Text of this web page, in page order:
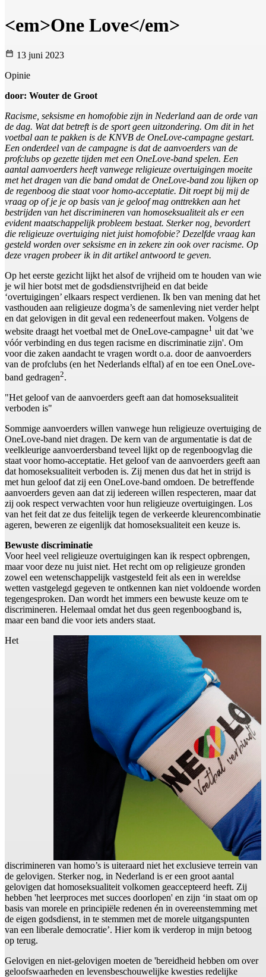
<em>One Love</em>
13 juni 2023
Opinie
door: Wouter de Groot
Racisme, seksisme en homofobie zijn in Nederland aan de orde van
de dag. Wat dat betreft is de sport geen uitzondering. Om dit in het
voetbal aan te pakken is de KNVB de OneLove-campagne gestart.
Een onderdeel van de campagne is dat de aanvoerders van de
profclubs op gezette tijden met een OneLove-band spelen. Een
aantal aanvoerders heeft vanwege religieuze overtuigingen moeite
met het dragen van die band omdat de OneLove-band zou lijken op
de regenboog die staat voor homo-acceptatie. Dit roept bij mij de
vraag op of je je op basis van je geloof mag onttrekken aan het
bestrijden van het discrimineren van homoseksualiteit als er een
evident maatschappelijk probleem bestaat. Sterker nog, bevordert
die religieuze overtuiging niet juist homofobie? Dezelfde vraag kan
gesteld worden over seksisme en in zekere zin ook over racisme. Op
deze vragen probeer ik in dit artikel antwoord te geven.
Op het eerste gezicht lijkt het alsof de vrijheid om te houden van wie
je wil hier botst met de godsdienstvrijheid en dat beide
‘overtuigingen’ elkaars respect verdienen. Ik ben van mening dat het
vasthouden aan religieuze dogma’s de samenleving niet verder helpt
en dat gelovigen in dit geval een redeneerfout maken. Volgens de
website draagt het voetbal met de OneLove-campagne1 uit dat 'we
vóór verbinding en dus tegen racisme en discriminatie zijn'. Om
voor die zaken aandacht te vragen wordt o.a. door de aanvoerders
van de profclubs (en het Nederlands elftal) af en toe een OneLove-
band gedragen2.
"Het geloof van de aanvoerders geeft aan dat homoseksualiteit
verboden is"
Sommige aanvoerders willen vanwege hun religieuze overtuiging de
OneLove-band niet dragen. De kern van de argumentatie is dat de
veelkleurige aanvoerdersband teveel lijkt op de regenboogvlag die
staat voor homo-acceptatie. Het geloof van de aanvoerders geeft aan
dat homoseksualiteit verboden is. Zij menen dus dat het in strijd is
met hun geloof dat zij een OneLove-band omdoen. De betreffende
aanvoerders geven aan dat zij iedereen willen respecteren, maar dat
zij ook respect verwachten voor hun religieuze overtuigingen. Los
van het feit dat ze dus feitelijk tegen de verkeerde kleurencombinatie
ageren, beweren ze eigenlijk dat homoseksualiteit een keuze is.
Bewuste discriminatie
Voor heel veel religieuze overtuigingen kan ik respect opbrengen,
maar voor deze nu juist niet. Het recht om op religieuze gronden
zowel een wetenschappelijk vastgesteld feit als een in wereldse
wetten vastgelegd gegeven te ontkennen kan niet voldoende worden
tegengesproken. Dan wordt het immers een bewuste keuze om te
discrimineren. Helemaal omdat het dus geen regenboogband is,
maar een band die voor iets anders staat.
Het
discrimineren van homo’s is uiteraard niet het exclusieve terrein van
de gelovigen. Sterker nog, in Nederland is er een groot aantal
gelovigen dat homoseksualiteit volkomen geaccepteerd heeft. Zij
hebben 'het leerproces met succes doorlopen' en zijn ‘in staat om op
basis van morele en principiële redenen én in overeenstemming met
de eigen godsdienst, in te stemmen met de morele uitgangspunten
van een liberale democratie’. Hier kom ik verderop in mijn betoog
op terug.
Gelovigen en niet-gelovigen moeten de 'bereidheid hebben om over
geloofswaarheden en levensbeschouwelijke kwesties redelijke